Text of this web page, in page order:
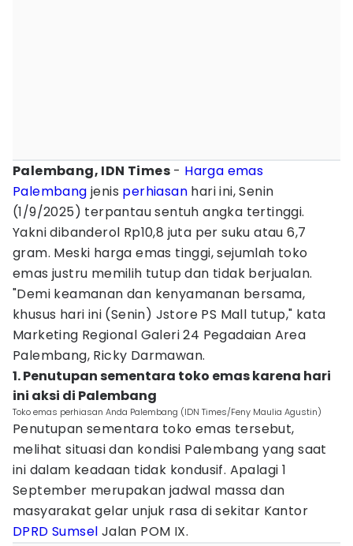
Palembang, IDN Times - Harga emas
Palembang jenis perhiasan hari ini, Senin
(1/9/2025) terpantau sentuh angka tertinggi.
Yakni dibanderol Rp10,8 juta per suku atau 6,7
gram. Meski harga emas tinggi, sejumlah toko
emas justru memilih tutup dan tidak berjualan.
"Demi keamanan dan kenyamanan bersama,
khusus hari ini (Senin) Jstore PS Mall tutup," kata
Marketing Regional Galeri 24 Pegadaian Area
Palembang, Ricky Darmawan.
1. Penutupan sementara toko emas karena hari
ini aksi di Palembang
Toko emas perhiasan Anda Palembang (IDN Times/Feny Maulia Agustin)
Penutupan sementara toko emas tersebut,
melihat situasi dan kondisi Palembang yang saat
ini dalam keadaan tidak kondusif. Apalagi 1
September merupakan jadwal massa dan
masyarakat gelar unjuk rasa di sekitar Kantor
DPRD Sumsel Jalan POM IX.